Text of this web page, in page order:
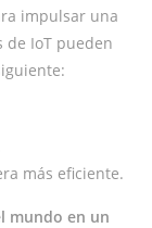
impulsar una
de IoT pueden
más eficiente.
mundo en un